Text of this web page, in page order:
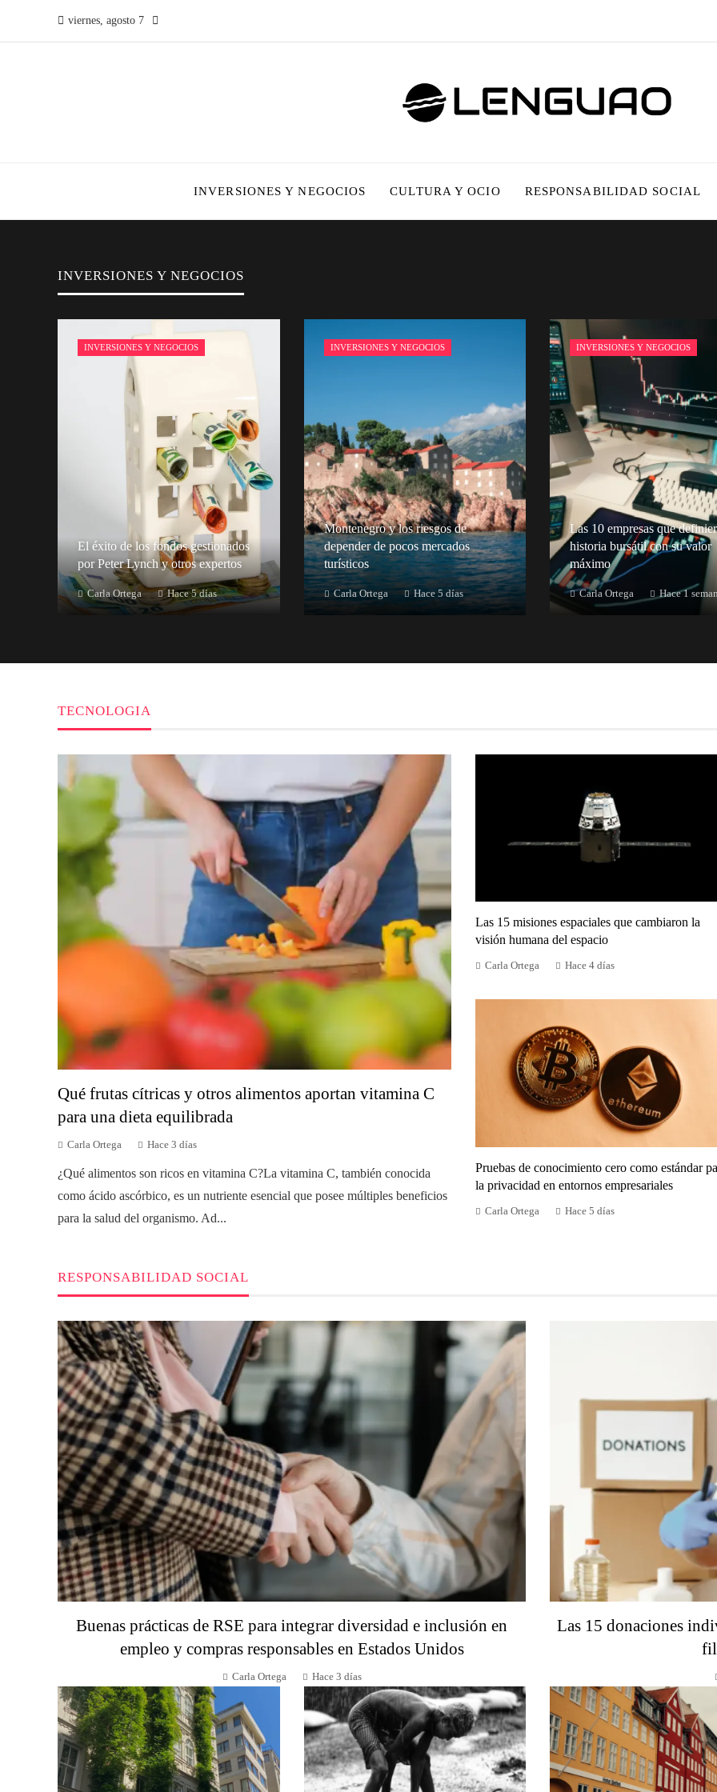
viernes, agosto 7
INVERSIONES Y NEGOCIOS CULTURA Y OCIO RESPONSABILIDAD SOCIAL
INVERSIONES Y NEGOCIOS
INVERSIONES Y NEGOCIOS
El éxito de los fondos gestionados
por Peter Lynch y otros expertos
Carla Ortega Hace 5 días
INVERSIONES Y NEGOCIOS
Montenegro y los riesgos de
depender de pocos mercados
turísticos
Carla Ortega Hace 5 días
INVERSIONES Y NEGOCIOS
Las 10 empresas que
historia bursátil con su valor
máximo
Carla Ortega Hace 1
TECNOLOGIA
Qué frutas cítricas y otros alimentos aportan vitamina C
para una dieta equilibrada
Carla Ortega Hace 3 días
¿Qué alimentos son ricos en vitamina C?La vitamina C, también conocida
como ácido ascórbico, es un nutriente esencial que posee múltiples beneficios
para la salud del organismo. Ad...
Las 15 misiones espaciales que cambiaron la
visión humana del espacio
Carla Ortega Hace 4 días
Pruebas de conocimiento cero como estándar
la privacidad en entornos empresariales
Carla Ortega Hace 5 días
RESPONSABILIDAD SOCIAL
Buenas prácticas de RSE para integrar diversidad e inclusión en
empleo y compras responsables en Estados Unidos
Carla Ortega Hace 3 días
Las 15 donaciones